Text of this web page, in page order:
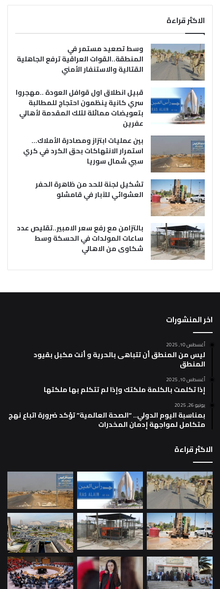
الاكثر قراءة
وسط تصعيد مستمر في
المنطقة..القوات العراقية ترفع الجاهلية
القتالية والاستنفار الأمني
قبيل انطلاق اول قوافل العودة ..مهجروا
سري كانية ينظمون احتجاج للمطالبة
بتعويضات مماثلة لتلك المقدمة لأهالي
عفرين
بين عمليات ابتزاز ومصادرة الأملاك…
استمرار الانتهاكات بحق الكرد في كري
سبي شمال سوريا
تشكيل لجنة للحد من ظاهرة الحفر
العشوائي للآبار في قامشلو
بالتزامن مع رفع سعر الامبير..تقليص عدد
ساعات المولدات في الحسكة وسط
شكاوى من الاهالي
اخر المنشورات
أغسطس 10, 2025
ليس من المنطق أن تتباهى بالحرية و أنت مكبل بقيود
المنطق
أغسطس 10, 2025
إذا تكلمت بالكلمة ملكتك وإذا لم تتكلم بها ملكتها
يونيو 26, 2025
بمناسبة اليوم الدولي.. “الصحة العالمية” تؤكد ضرورة اتباع نهج
متكامل لمواجهة إدمان المخدرات
الاكثر قراءة